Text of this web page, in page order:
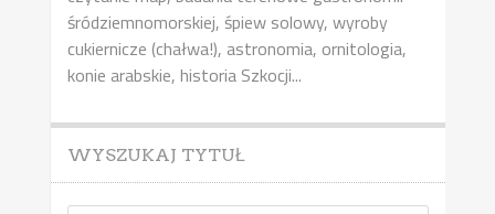
śródziemnomorskiej, śpiew solowy, wyroby
cukiernicze (chałwa!), astronomia, ornitologia,
konie arabskie, historia Szkocji...
WYSZUKAJ TYTUŁ